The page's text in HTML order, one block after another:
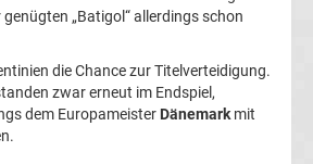
„Batigol“ allerdings schon
die Chance zur Titelverteidigung.
zwar erneut im Endspiel,
dem Europameister Dänemark mit